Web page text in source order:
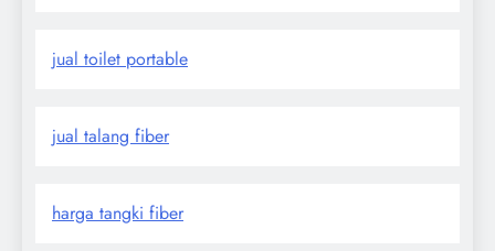
jual toilet portable
jual talang fiber
harga tangki fiber